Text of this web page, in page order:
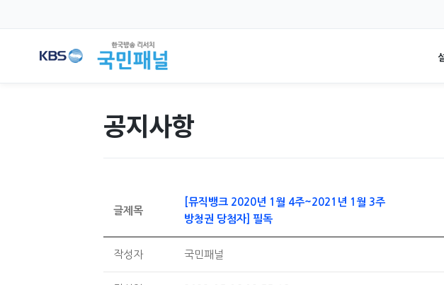
공지사항
글제목
[뮤직뱅크 2020년 1월 4주~2021년 1월 3주
방청권 당첨자] 필독
작성자 국민패널